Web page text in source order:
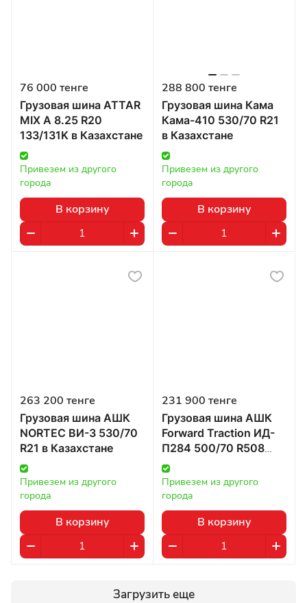
76 000 тенге
Грузовая шина ATTAR
MIX A 8.25 R20
133/131K в Казахстане
Привезем из другого
города
В корзину
288 800 тенге
Грузовая шина Кама
Кама-410 530/70 R21
в Казахстане
Привезем из другого
города
В корзину
263 200 тенге
Грузовая шина АШК
NORTEC ВИ-3 530/70
R21 в Казахстане
Привезем из другого
города
В корзину
231 900 тенге
Грузовая шина АШК
Forward Traction ИД-
П284 500/70 R508
Привезем из другого
города
В корзину
Загрузить еще